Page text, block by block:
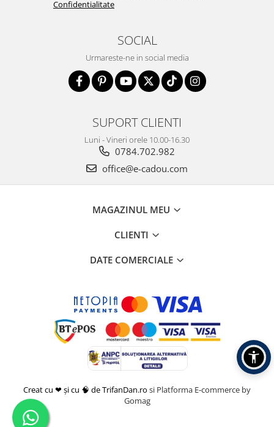
Confidentialitate
SOCIAL
Urmareste-ne in social media
SUPORT CLIENTI
Luni - Vineri orele 10.00-16.30
0784.702.982
office@e-cadou.com
MAGAZINUL MEU
CLIENTI
DATE COMERCIALE
Creat cu ❤ și cu 🧠 de TrifanDan.ro si Platforma E-commerce by
Gomag